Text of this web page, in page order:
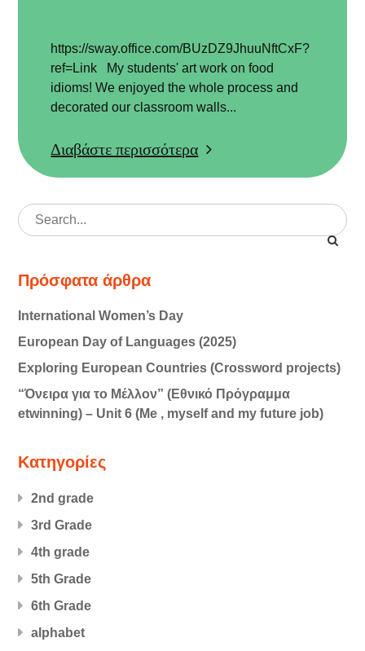
https://sway.office.com/BUzDZ9JhuuNftCxF?
ref=Link My students' art work on food
idioms! We enjoyed the whole process and
decorated our classroom walls...
Διαβάστε περισσότερα
Search
for:
Πρόσφατα άρθρα
International Women’s Day
European Day of Languages (2025)
Exploring European Countries (Crossword projects)
“Όνειρα για το Μέλλον” (Εθνικό Πρόγραμμα
etwinning) – Unit 6 (Me , myself and my future job)
Kατηγορίες
2nd grade
3rd Grade
4th grade
5th Grade
6th Grade
alphabet